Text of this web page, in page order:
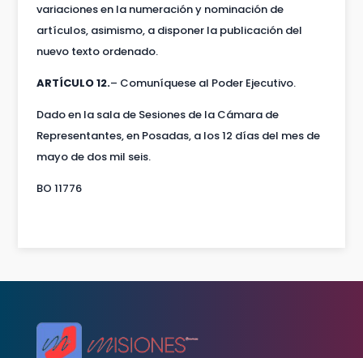
variaciones en la numeración y nominación de
artículos, asimismo, a disponer la publicación del
nuevo texto ordenado.
ARTÍCULO 12.– Comuníquese al Poder Ejecutivo.
Dado en la sala de Sesiones de la Cámara de
Representantes, en Posadas, a los 12 días del mes de
mayo de dos mil seis.
BO 11776